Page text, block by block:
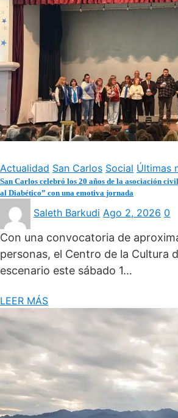
Actualidad San Carlos Social Últimas
San Carlos celebró los 20 años de la asociación
al Diabético” con una emotiva jornada
Saleth Barkudi Ago 2, 2026 0
Con una convocatoria de
personas, el Centro de la Cultura
escenario este sábado 1…
LEER MÁS